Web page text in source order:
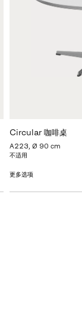
Circular 咖啡桌
A223, Ø 90 cm
不适用
更多选项